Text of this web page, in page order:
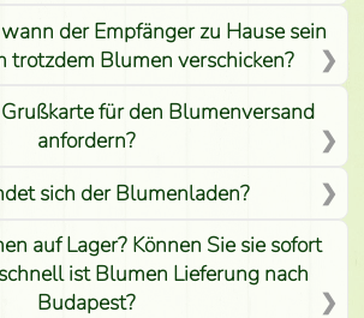
der Empfänger zu Hause sein
trotzdem Blumen verschicken?
für den Blumenversand
anfordern?
sich der Blumenladen?
auf Lager? Können Sie sie sofort
ist Blumen Lieferung nach
Budapest?